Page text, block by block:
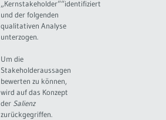
„Kernstakeholder““identifiziert
und der folgenden
qualitativen Analyse
unterzogen.
Um die
Stakeholderaussagen
bewerten zu können,
wird auf das Konzept
der Salienz
zurückgegriffen.